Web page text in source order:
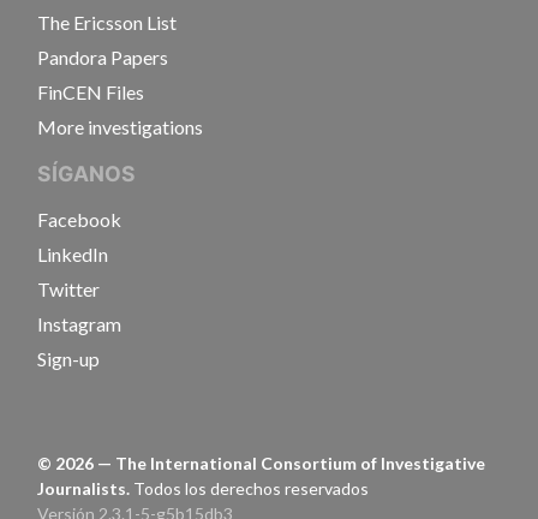
The Ericsson List
Pandora Papers
FinCEN Files
More investigations
SÍGANOS
Facebook
LinkedIn
Twitter
Instagram
Sign-up
© 2026 — The International Consortium of Investigative
Journalists. Todos los derechos reservados
Versión 2.3.1-5-g5b15db3